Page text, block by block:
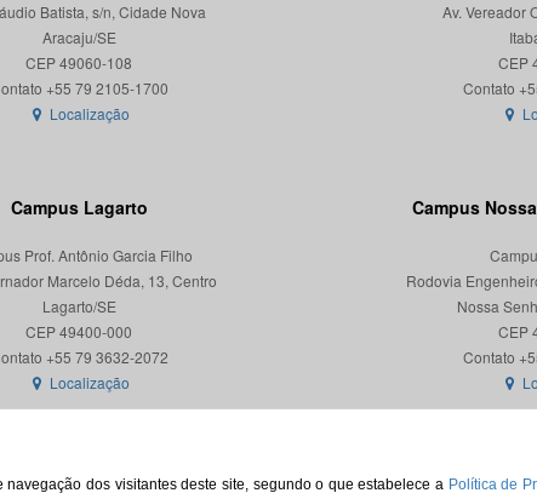
dos visitantes deste site, segundo o que estabelece a Política de
Batista, s/n, Cidade Nova
Aracaju/SE
CEP 49060-108
Localização
Av. Vereador
CEP
Campus Lagarto
Prof. Antônio Garcia Filho
Marcelo Déda, 13, Centro
Lagarto/SE
CEP 49400-000
Localização
Campus
Rodovia
Nossa
CEP